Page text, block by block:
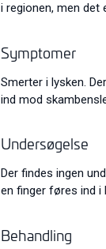
i regionen, men
Symptomer
Smerter i lysken.
ind mod
Undersøgelse
Der findes ingen
en finger føres ind
Behandling